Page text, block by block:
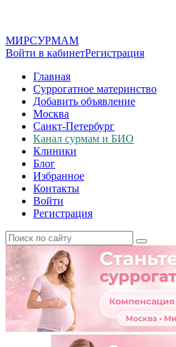
МИРСУРМАМ
Войти в кабинетРегистрация
Главная
Суррогатное материнство
Добавить объявление
Москва
Санкт-Петербург
Канал сурмам и БИО
Клиники
Блог
Избранное
Контакты
Войти
Регистрация